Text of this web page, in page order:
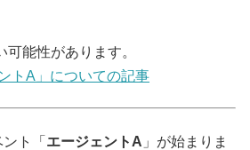
能性があります。
トA」についての記事
ト「 エージェントA 」が始まりま